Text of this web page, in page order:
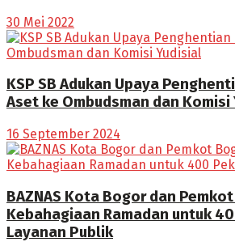
30 Mei 2022
KSP SB Adukan Upaya
Aset ke Ombudsman dan Komisi
16 September 2024
BAZNAS Kota Bogor dan
Kebahagiaan Ramadan untuk
Layanan Publik